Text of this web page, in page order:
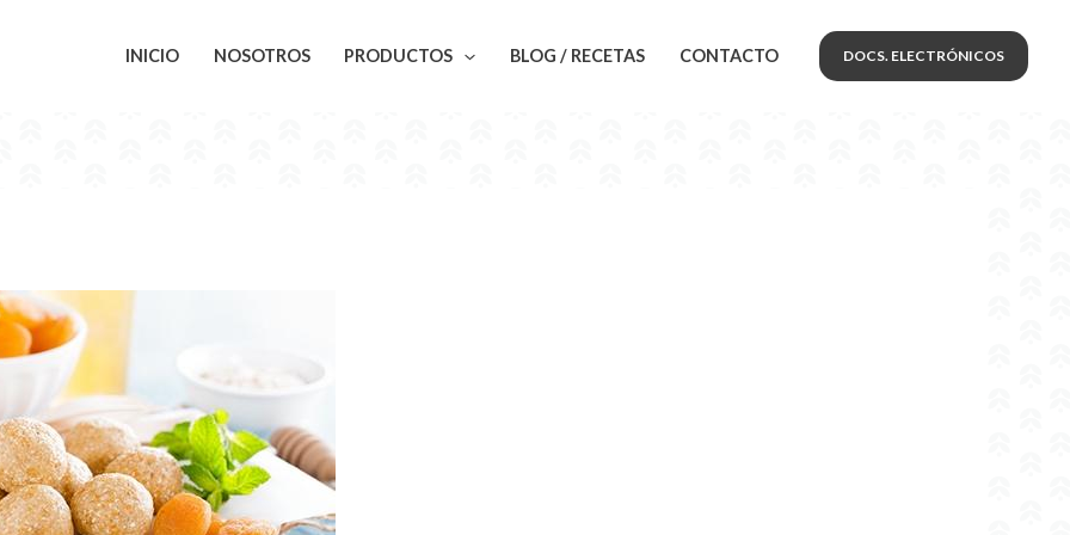
INICIO NOSOTROS PRODUCTOS BLOG / RECETAS CONTACTO DOCS. ELECTRÓNICOS